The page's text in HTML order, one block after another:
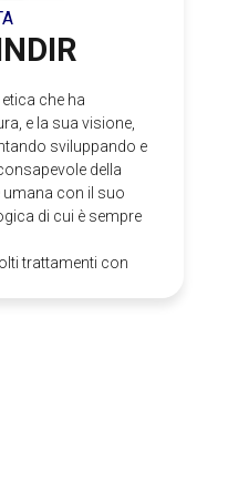
che ha
e la sua visione,
sviluppando e
della
umana con il suo
di cui è sempre
trattamenti con